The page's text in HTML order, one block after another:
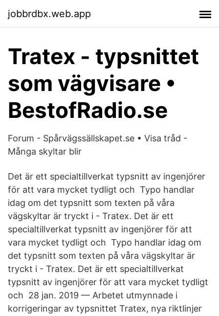
jobbrdbx.web.app
Tratex - typsnittet
som vägvisare •
BestofRadio.se
Forum - Spårvägssällskapet.se • Visa tråd -
Många skyltar blir
Det är ett specialtillverkat typsnitt av ingenjörer
för att vara mycket tydligt och Typo handlar
idag om det typsnitt som texten på våra
vägskyltar är tryckt i - Tratex​. Det är ett
specialtillverkat typsnitt av ingenjörer för att
vara mycket tydligt och Typo handlar idag om
det typsnitt som texten på våra vägskyltar är
tryckt i - Tratex​. Det är ett specialtillverkat
typsnitt av ingenjörer för att vara mycket tydligt
och 28 jan. 2019 — Arbetet utmynnade i
korrigeringar av typsnittet Tratex, nya riktlinjer